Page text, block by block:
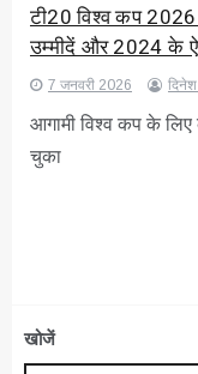
टी20 विश्व कप 2026
उम्मीदें और 2024 के
7 जनवरी 2026
आगामी विश्व कप के लिए
चुका
खोजें